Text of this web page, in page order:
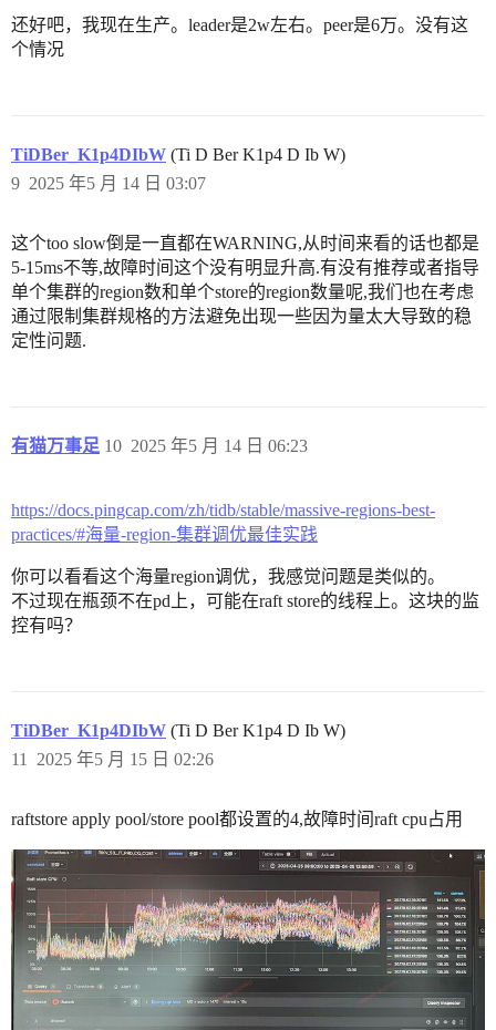
还好吧，我现在生产。leader是2w左右。peer是6万。没有这
个情况
TiDBer_K1p4DIbW (Ti D Ber K1p4 D Ib W)
2025 年5 月 14 日 03:07
9
这个too slow倒是一直都在WARNING,从时间来看的话也都是
5-15ms不等,故障时间这个没有明显升高.有没有推荐或者指导
单个集群的region数和单个store的region数量呢,我们也在考虑
通过限制集群规格的方法避免出现一些因为量太大导致的稳
定性问题.
有猫万事足 2025 年5 月 14 日 06:23
10
https://docs.pingcap.com/zh/tidb/stable/massive-regions-best-
practices/#海量-region-集群调优最佳实践
你可以看看这个海量region调优，我感觉问题是类似的。
不过现在瓶颈不在pd上，可能在raft store的线程上。这块的监
控有吗？
TiDBer_K1p4DIbW (Ti D Ber K1p4 D Ib W)
2025 年5 月 15 日 02:26
11
raftstore apply pool/store pool都设置的4,故障时间raft cpu占用